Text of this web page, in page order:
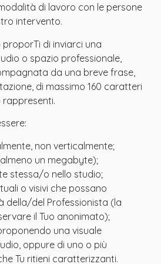
di lavoro con le persone
intervento.
di inviarci una
o spazio professionale,
da una breve frase,
di massimo 160 caratteri
rappresenti.
non verticalmente;
un megabyte);
stessa/o nello studio;
o visivi che possano
della/del Professionista (la
il Tuo anonimato);
una visuale
oppure di uno o più
Tu ritieni caratterizzanti.